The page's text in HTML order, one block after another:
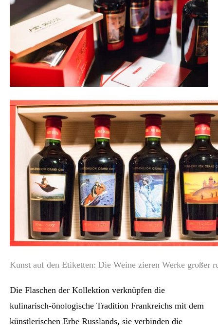
Kunst auf den Etiketten: Die Weine zieren Werke großer
Die Flaschen der Kollektion verknüpfen die
kulinarisch-önologische Tradition Frankreichs mit dem
künstlerischen Erbe Russlands, sie verbinden die